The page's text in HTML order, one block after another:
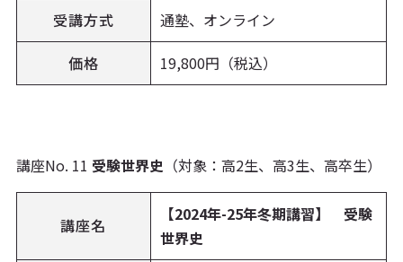
受講方式
通塾、オンライン
価格
19,800円（税込）
講座No. 11 受験世界史 （対象：高2生、高3生、高卒生）
講座名
【2024年-25年冬期講習】 受験
世界史